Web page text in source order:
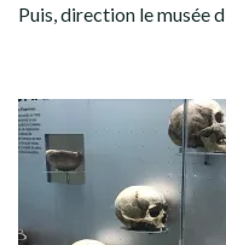
Puis, direction le musée